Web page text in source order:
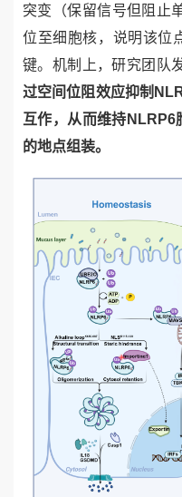
突变（保留信号但阻止
位至细胞核，说明该位
键。机制上，研究团队
过空间位阻效应抑制
互作，从而维持 NLRP6
的地点组装。